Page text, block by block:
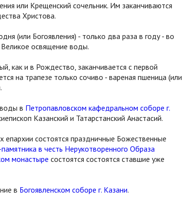
или Крещенский сочельник. Им заканчиваются
Христова.
(или Богоявления) - только два раза в году - во
освящение воды.
как и в Рождество, заканчивается с первой
на трапезе только сочиво - вареная пшеница (или
в Петропавловском кафедральном соборе г.
Казанский и Татарстанский Анастасий.
епархии состоятся праздничные Божественные
в честь Нерукотворенного Образа
монастыре состоятся состоятся ставшие уже
в Богоявленском соборе г. Казани.